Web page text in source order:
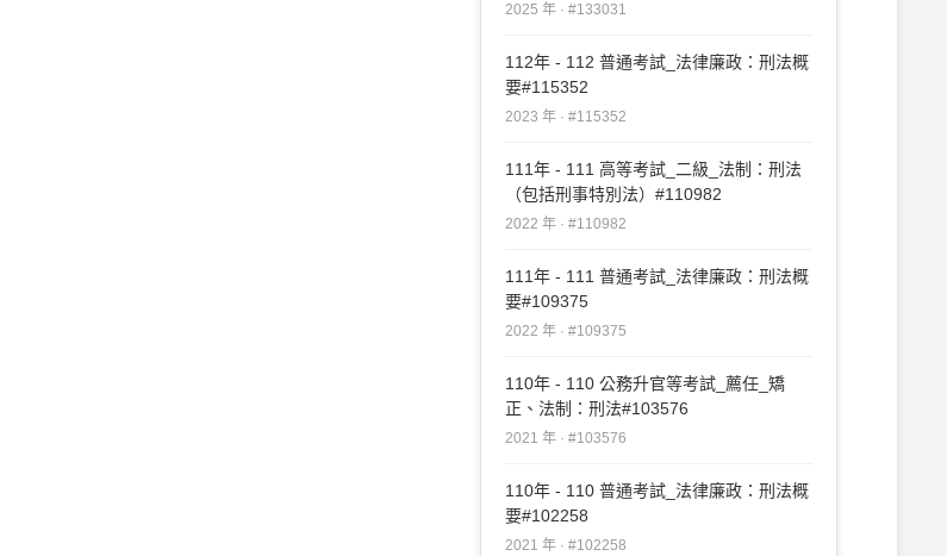
2025 年 · #133031
112年 - 112 普通考試_法律廉政：刑法概
要#115352
2023 年 · #115352
111年 - 111 高等考試_二級_法制：刑法
（包括刑事特別法）#110982
2022 年 · #110982
111年 - 111 普通考試_法律廉政：刑法概
要#109375
2022 年 · #109375
110年 - 110 公務升官等考試_薦任_矯
正、法制：刑法#103576
2021 年 · #103576
110年 - 110 普通考試_法律廉政：刑法概
要#102258
2021 年 · #102258